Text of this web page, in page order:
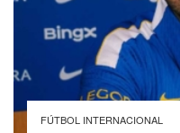
FÚTBOL INTERNACIONAL